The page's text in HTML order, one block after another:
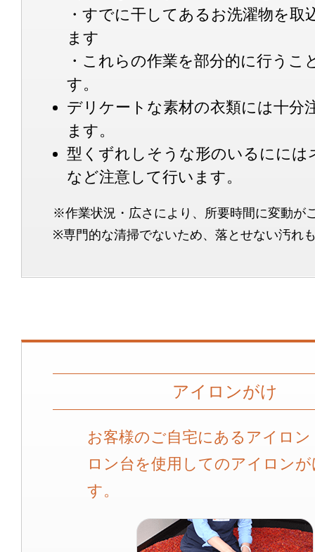
・すでに干してあるお洗濯物を取
ます
・これらの作業を部分的に行うこ
す。
デリケートな素材の衣類には十分
ます。
型くずれしそうな形のいるにには
など注意して行います。
※作業状況・広さにより、所要時間に変動が
※専門的な清掃でないため、落とせない汚れ
アイロンがけ
お客様のご自宅にあるアイロン
ロン台を使用してのアイロン
す。